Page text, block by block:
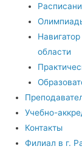
области
Учебно-
Контакты
Филиал в г.